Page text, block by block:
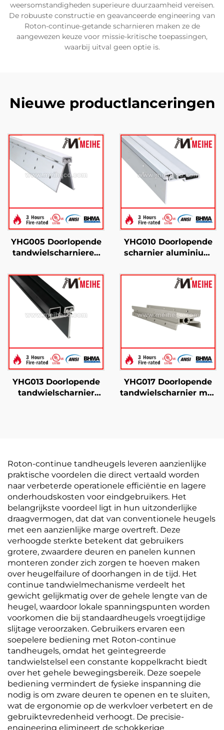
weersomstandigheden superieure duurzaamheid vereisen.
De robuuste constructie en geavanceerde engineering van
Roton-continue-getande scharnieren maken ze de
aangewezen keuze voor missie-kritische toepassingen,
waarbij uitval geen optie is.
Nieuwe productlanceringen
YHG005 Doorlopende
tandwielscharnieren
YHG010 Doorlopende
scharnier aluminium
YHG013 Doorlopende
tandwielscharnier
YHG017 Doorlopende
tandwielscharnier met
Roton-continue tandheugels leveren aanzienlijke
praktische voordelen die direct vertaald worden
naar verbeterde operationele efficiëntie en lagere
onderhoudskosten voor eindgebruikers. Het
belangrijkste voordeel ligt in hun uitzonderlijke
draagvermogen, dat dat van conventionele heugels
met een aanzienlijke marge overtreft. Deze
verhoogde sterkte betekent dat gebruikers
grotere, zwaardere deuren en panelen kunnen
monteren zonder zich zorgen te hoeven maken
over heugelfailure of doorhangen in de tijd. Het
continue tandwielmechanisme verdeelt het
gewicht gelijkmatig over de gehele lengte van de
heugel, waardoor lokale spanningspunten worden
voorkomen die bij standaardheugels vroegtijdige
slijtage veroorzaken. Gebruikers ervaren een
soepelere bediening met Roton-continue
tandheugels, omdat het geïntegreerde
tandwielstelsel een constante koppelkracht biedt
over het gehele bewegingsbereik. Deze soepele
bediening vermindert de fysieke inspanning die
nodig is om zware deuren te openen en te sluiten,
wat de ergonomie op de werkvloer verbetert en de
gebruiktevredenheid verhoogt. De precisie-
engineering elimineert de schokkerige